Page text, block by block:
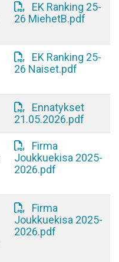
EK Ranking 25-
26 MiehetB.pdf
EK Ranking 25-
26 Naiset.pdf
Ennatykset
21.05.2026.pdf
Firma
Joukkuekisa 2025-
2026.pdf
Firma
Joukkuekisa 2025-
2026.pdf